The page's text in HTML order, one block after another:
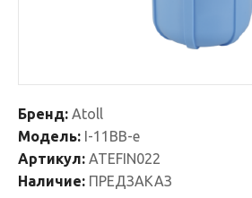
Бренд: Atoll
Модель: I-11BB-e
Артикул: ATEFIN022
Наличие: ПРЕДЗАКАЗ